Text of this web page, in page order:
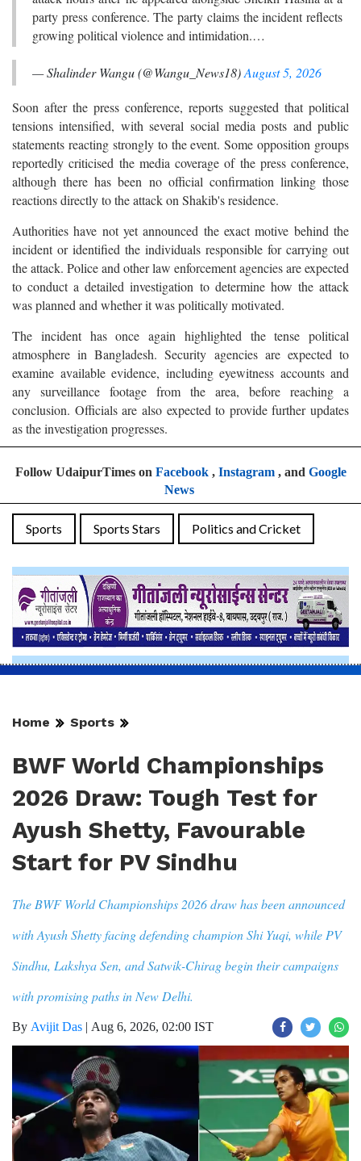
party press conference. The party claims the incident reflects
growing political violence and intimidation.…
— Shalinder Wangu (@Wangu_News18)August 5, 2026
Soon after the press conference, reports suggested that political
tensions intensified, with several social media posts and public
statements reacting strongly to the event. Some opposition groups
reportedly criticised the media coverage of the press conference,
although there has been no official confirmation linking those
reactions directly to the attack on Shakib's residence.
Authorities have not yet announced the exact motive behind the
incident or identified the individuals responsible for carrying out
the attack. Police and other law enforcement agencies are expected
to conduct a detailed investigation to determine how the attack
was planned and whether it was politically motivated.
The incident has once again highlighted the tense political
atmosphere in Bangladesh. Security agencies are expected to
examine available evidence, including eyewitness accounts and
any surveillance footage from the area, before reaching a
conclusion. Officials are also expected to provide further updates
as the investigation progresses.
Follow UdaipurTimes on Facebook, Instagram, and Google
News
Sports Sports Stars Politics and Cricket
Home Sports
BWF World Championships
2026 Draw: Tough Test for
Ayush Shetty, Favourable
Start for PV Sindhu
The BWF World Championships 2026 draw has been announced
with Ayush Shetty facing defending champion Shi Yuqi, while PV
Sindhu, Lakshya Sen, and Satwik-Chirag begin their campaigns
with promising paths in New Delhi.
By Avijit Das | Aug 6, 2026, 02:00 IST